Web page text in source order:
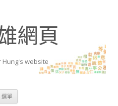
網頁
Hung's website
選單